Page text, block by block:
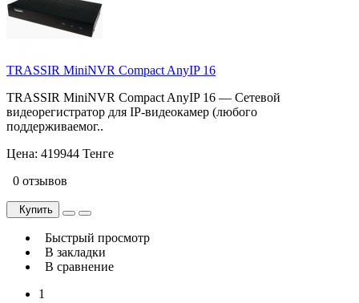
TRASSIR MiniNVR Compact AnyIP 16
TRASSIR MiniNVR Compact AnyIP 16 — Сетевой
видеорегистратор для IP-видеокамер (любого
поддерживаемог..
Цена: 419944 Тенге
0 отзывов
Купить
Быстрый просмотр
В закладки
В сравнение
1